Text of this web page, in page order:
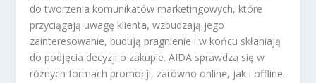
do tworzenia komunikatów marketingowych, które
przyciągają uwagę klienta, wzbudzają jego
zainteresowanie, budują pragnienie i w końcu skłaniają
do podjęcia decyzji o zakupie. AIDA sprawdza się w
różnych formach promocji, zarówno online, jak i offline.